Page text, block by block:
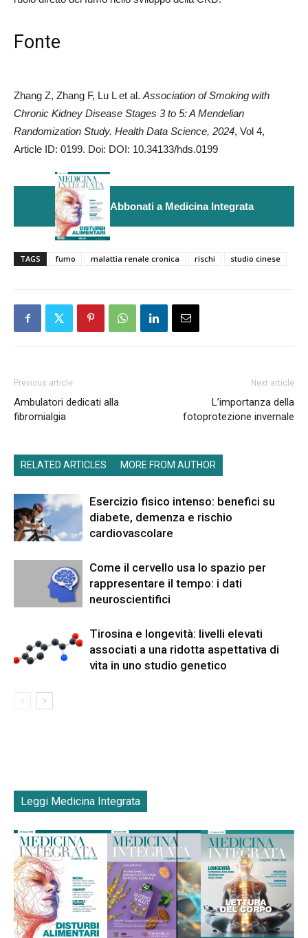
Fonte
Zhang Z, Zhang F, Lu L et al. Association of Smoking with
Chronic Kidney Disease Stages 3 to 5: A Mendelian
Randomization Study. Health Data Science, 2024, Vol 4,
Article ID: 0199. Doi: DOI: 10.34133/hds.0199
Abbonati a Medicina Integrata
TAGS fumo malattia renale cronica rischi studio cinese
Previous article
Ambulatori dedicati alla
fibromialgia
Next article
L’importanza della
fotoprotezione invernale
RELATED ARTICLES MORE FROM AUTHOR
Esercizio fisico intenso: benefici su
diabete, demenza e rischio
cardiovascolare
Come il cervello usa lo spazio per
rappresentare il tempo: i dati
neuroscientifici
Tirosina e longevità: livelli elevati
associati a una ridotta aspettativa di
vita in uno studio genetico
Leggi Medicina Integrata